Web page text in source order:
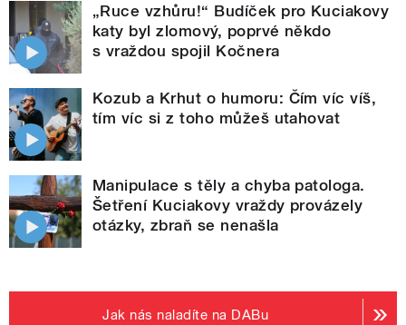
„Ruce vzhůru!“ Budíček pro Kuciakovy
katy byl zlomový, poprvé někdo
s vraždou spojil Kočnera
Kozub a Krhut o humoru: Čím víc víš,
tím víc si z toho můžeš utahovat
Manipulace s těly a chyba patologa.
Šetření Kuciakovy vraždy provázely
otázky, zbraň se nenašla
Jak nás naladíte na DABu